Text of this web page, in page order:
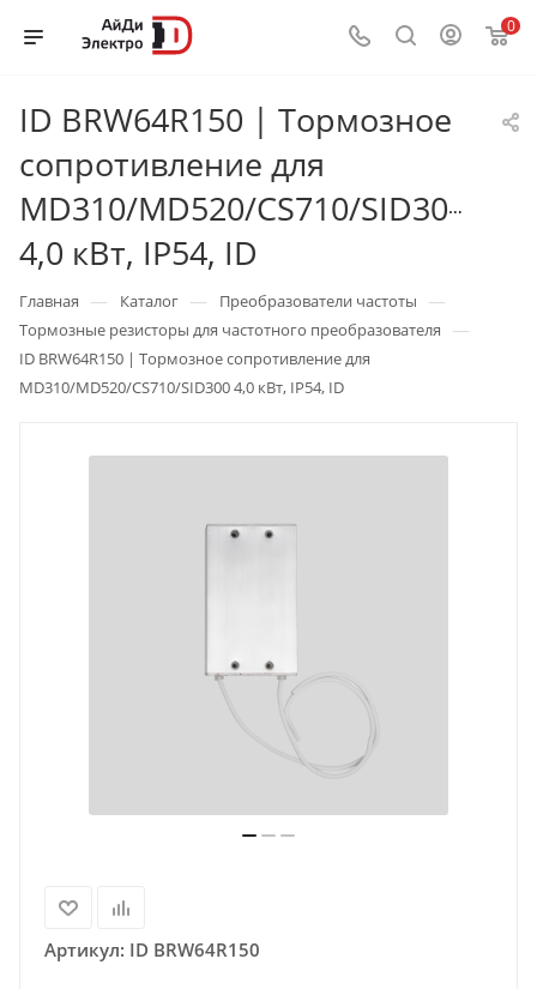
0
ID BRW64R150 | Тормозное
сопротивление для
MD310/MD520/CS710/SID300
4,0 кВт, IP54, ID
Главная — Каталог — Преобразователи частоты —
Тормозные резисторы для частотного преобразователя —
ID BRW64R150 | Тормозное сопротивление для
MD310/MD520/CS710/SID300 4,0 кВт, IP54, ID
Артикул: ID BRW64R150